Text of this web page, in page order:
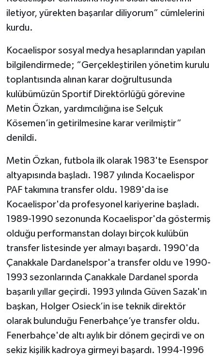
iletiyor, yürekten başarılar diliyorum” cümlelerini
kurdu.
Kocaelispor sosyal medya hesaplarından yapılan
bilgilendirmede; “Gerçekleştirilen yönetim kurulu
toplantısında alınan karar doğrultusunda
kulübümüzün Sportif Direktörlüğü görevine
Metin Özkan, yardımcılığına ise Selçuk
Kösemen’in getirilmesine karar verilmiştir”
denildi.
Metin Özkan, futbola ilk olarak 1983'te Esenspor
altyapısında başladı. 1987 yılında Kocaelispor
PAF takımına transfer oldu. 1989'da ise
Kocaelispor'da profesyonel kariyerine başladı.
1989-1990 sezonunda Kocaelispor'da göstermiş
olduğu performanstan dolayı birçok kulübün
transfer listesinde yer almayı başardı. 1990'da
Çanakkale Dardanelspor'a transfer oldu ve 1990-
1993 sezonlarında Çanakkale Dardanel sporda
başarılı yıllar geçirdi. 1993 yılında Güven Sazak'ın
başkan, Holger Osieck’in ise teknik direktör
olarak bulunduğu Fenerbahçe’ye transfer oldu.
Fenerbahçe'de altı aylık bir dönem geçirdi ve on
sekiz kişilik kadroya girmeyi başardı. 1994-1996